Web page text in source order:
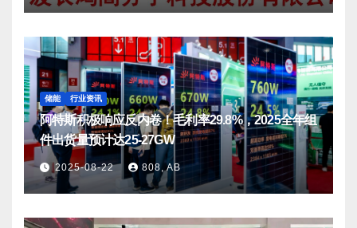
储能 行业资讯
阿特斯积极响应反内卷！毛利率29.8%，2025全年组
件出货量预计达25-27GW
2025-08-22 808, AB